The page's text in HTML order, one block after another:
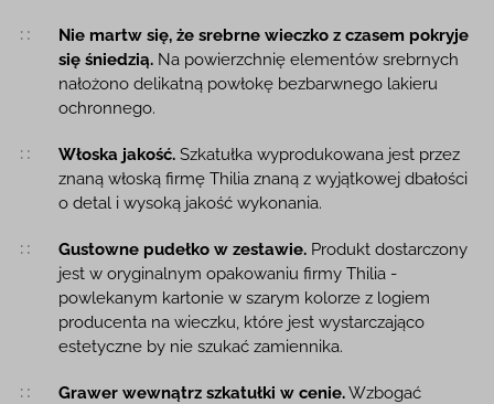
Nie martw się, że srebrne wieczko z czasem pokryje
się śniedzią.Na powierzchnię elementów srebrnych
nałożono delikatną powłokę bezbarwnego lakieru
ochronnego.
Włoska jakość.Szkatułka wyprodukowana jest przez
znaną włoską firmę Thilia znaną z wyjątkowej dbałości
o detal i wysoką jakość wykonania.
Gustowne pudełko w zestawie.Produkt dostarczony
jest w oryginalnym opakowaniu firmy Thilia -
powlekanym kartonie w szarym kolorze z logiem
producenta na wieczku, które jest wystarczająco
estetyczne by nie szukać zamiennika.
Grawer wewnątrz szkatułki w cenie.Wzbogać